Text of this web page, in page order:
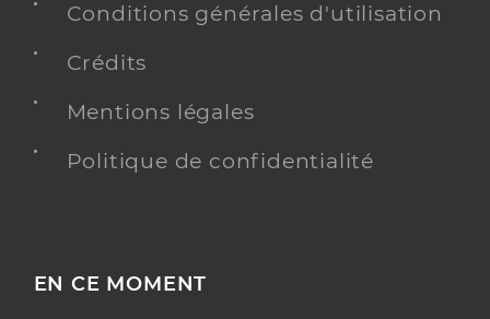
Conditions générales d'utilisation
Crédits
Mentions légales
Politique de confidentialité
EN CE MOMENT